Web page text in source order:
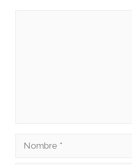
Nombre